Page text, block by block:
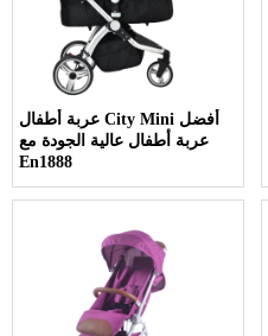
عربة أطفال City Mini أفضل
عربة أطفال عالية الجودة مع
En1888